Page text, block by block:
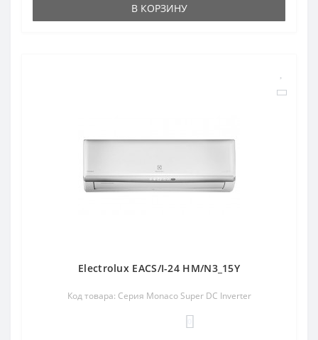
В КОРЗИНУ
Electrolux EACS/I-24 HM/N3_15Y
Код товара: Серия Monaco Super DC Inverter